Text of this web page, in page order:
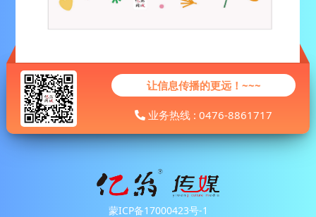
让信息传播的更远！~~~
业务热线 : 0476-8861717
蒙ICP备17000423号-1